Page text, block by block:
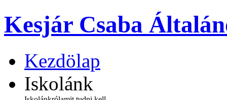
Kesjár Csaba
Kezdölap
Iskolánk